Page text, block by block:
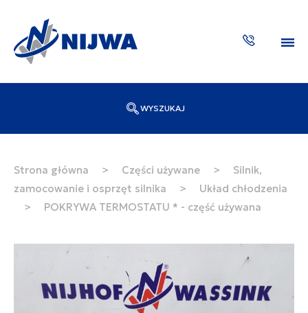
WYSZUKAJ
SZUKAJ
Strona główna > Części używane >
Silnik,
zamocowanie i osprzęt silnika
>
Układ chłodzenia
>
POKRYWA TERMOSTATU * - część używana